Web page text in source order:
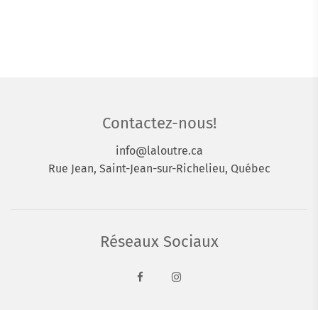
Contactez-nous!
info@laloutre.ca
Rue Jean, Saint-Jean-sur-Richelieu, Québec
Réseaux Sociaux